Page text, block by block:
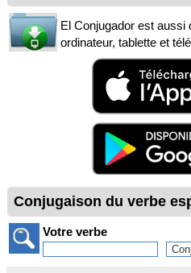
El Conjugador est aussi
ordinateur, tablette et
Conjugaison du verbe
Votre verbe